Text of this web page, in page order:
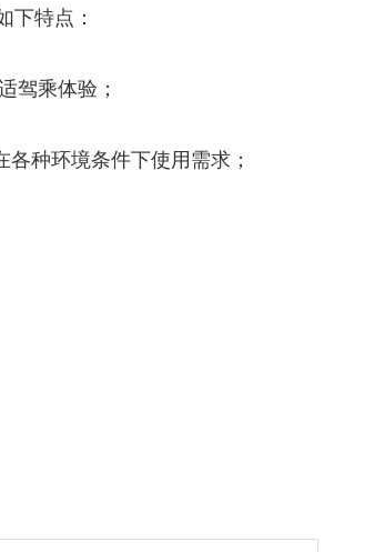
特点：
驾乘体验；
种环境条件下使用需求；